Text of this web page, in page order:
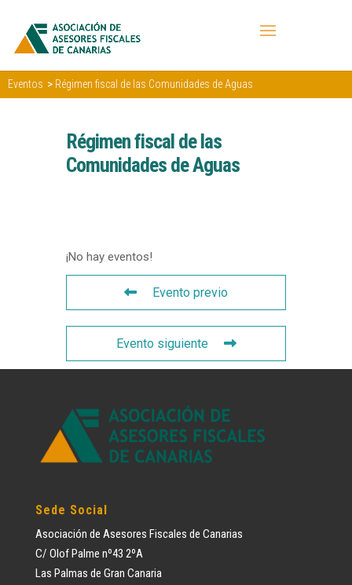
Eventos > Régimen fiscal de las Comunidades de Aguas
Régimen fiscal de las
Comunidades de Aguas
¡No hay eventos!
Evento previo
Evento siguiente
Sede Social
Asociación de Asesores Fiscales de Canarias
C/ Olof Palme nº43 2ºA
Las Palmas de Gran Canaria